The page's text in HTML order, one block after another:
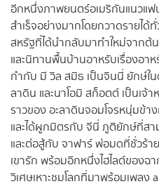
อีกหนึ่งภาพยนตร์อเมริกันแนวแ
สำเร็จอย่างมากโดยกวาดรายได้
สหรัฐที่ได้นำกลับมาทำใหม่จาก
และนิทานพื้นบ้านอาหรับเรื่องอา
กำกับ มี วิล สมิธ เป็นจินนี่ ยักษ์ใน
ลาดิน และนาโอมิ สก็อตต์ เป็นเจ้
ราวของ อะลาดินจอมโจรหนุ่มข้
และได้ผูกมิตรกับ จีนี่ ภูติยักษ์ที่ส
และต่อสู้กับ จาฟาร์ พ่อมดที่ชั่วร้
เขารัก พร้อมอีกหนึ่งไฮไลต์ของ
วิเศษเหาะชมโลกที่มาพร้อมเพลง